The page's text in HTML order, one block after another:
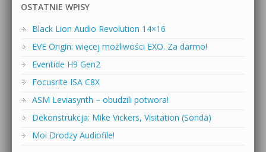
OSTATNIE WPISY
Black Lion Audio Revolution 14×16
EVE Origin: więcej możliwości EXO. Za darmo!
Eventide H9 Gen2
Focusrite ISA C8X
ASM Leviasynth – obudzili potwora!
Dekonstrukcja: Mike Vickers, Visitation (Sonda)
Moi Drodzy Audiofile!